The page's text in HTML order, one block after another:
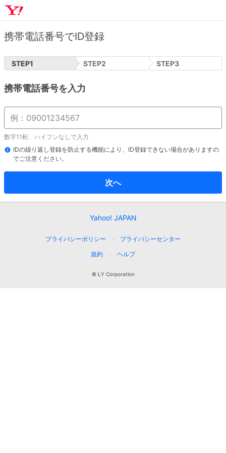
携帯電話番号でID登録
STEP1 STEP2 STEP3
携帯電話番号を入力
数字11桁、ハイフンなしで入力
IDの繰り返し登録を防止する機能により、ID登録できない場合がありますの
でご注意ください。
次へ
Yahoo! JAPAN
プライバシーポリシー
プライバシーセンター
規約
ヘルプ
© LY Corporation